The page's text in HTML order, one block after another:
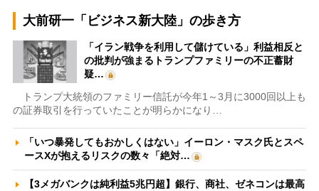
大前研一「ビジネス新大陸」の歩き方
「イラン戦争を利用して儲けている」利益相反と
の批判が強まるトランプファミリーの不正蓄財
疑…
トランプ大統領のファミリー信託が今年1～3月に3000回以上も
の証券取引を行っていたことが明らかになり…
「いつ暴発してもおかしくはない」イーロン・マスク氏とスペ
ースXが抱えるリスクの数々「絶対…
【3メガバンクは純利益5兆円超】銀行、商社、ゼネコンは最高